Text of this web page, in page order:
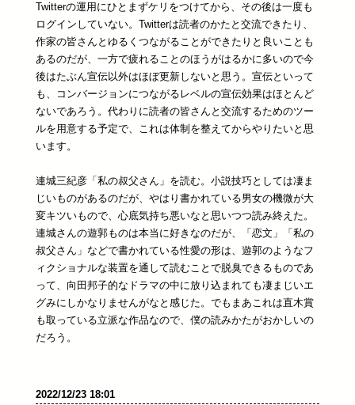
Twitterの運用にひとまずケリをつけてから、その後は一度も
ログインしていない。Twitterは読者のかたと交流できたり、
作家の皆さんとゆるくつながることができたりと良いことも
あるのだが、一方で疲れることのほうがはるかに多いので今
後はたぶん宣伝以外はほぼ更新しないと思う。宣伝といって
も、コンバージョンにつながるレベルの宣伝効果はほとんど
ないであろう。代わりに読者の皆さんと交流するためのツー
ルを用意する予定で、これは体制を整えてからやりたいと思
います。
連城三紀彦「私の叔父さん」を読む。小説技巧としては凄ま
じいものがあるのだが、やはり書かれている男女の機微が大
変キツいもので、心底気持ち悪いなと思いつつ読み終えた。
連城さんの遊郭ものは本当に好きなのだが、「恋文」「私の
叔父さん」などで書かれている性愛の形は、遊郭のようなフ
ィクショナルな装置を通して読むことで脱臭できるものであ
って、向田邦子的なドラマの中に放り込まれても凄まじいエ
グみにしかなりませんがなと感じた。でもまあこれは直木賞
も取っている立派な作品なので、僕の読みかたがおかしいの
だろう。
2022/12/23 18:01